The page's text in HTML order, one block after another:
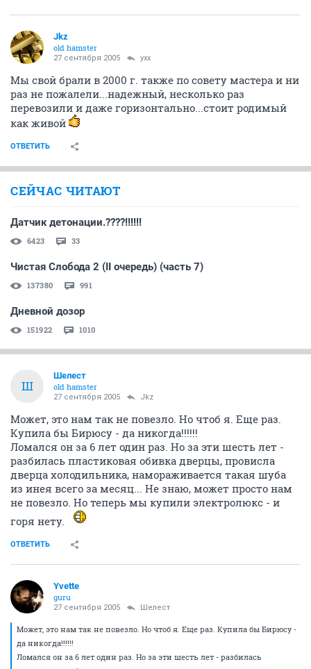
Jkz
old hamster
27 сентября 2005 yxx
Мы свой брали в 2000 г. также по совету мастера и ни
раз не пожалели...надежный, несколько раз
перевозили и даже горизонтально...стоит родимый
как живой
ОТВЕТИТЬ
СЕЙЧАС ЧИТАЮТ
Датчик детонации.????!!!!!!
6423 33
Чистая Слобода 2 (II очередь) (часть 7)
137380 991
Дневной дозор
151922 1010
Ш
Шелест
old hamster
27 сентября 2005 Jkz
Может, это нам так не повезло. Но чтоб я. Еще раз.
Купила бы Бирюсу - да никогда!!!!!!
Ломался он за 6 лет один раз. Но за эти шесть лет -
разбилась пластиковая обивка дверцы, провисла
дверца холодильника, намораживается такая шуба
из инея всего за месяц... Не знаю, может просто нам
не повезло. Но теперь мы купили электролюкс - и
горя нету.
ОТВЕТИТЬ
Yvette
guru
27 сентября 2005 Шелест
Может, это нам так не повезло. Но чтоб я. Еще раз. Купила бы Бирюсу -
да никогда!!!!!!
Ломался он за 6 лет один раз. Но за эти шесть лет - разбилась